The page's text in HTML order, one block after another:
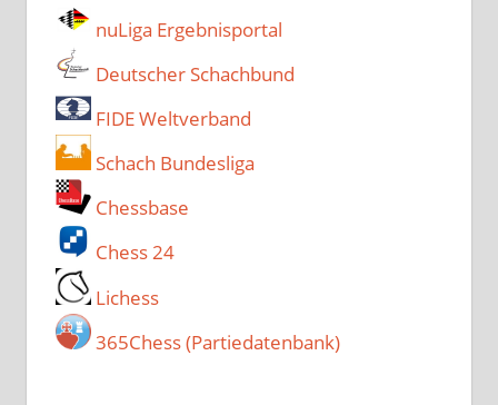
nuLiga Ergebnisportal
Deutscher Schachbund
FIDE Weltverband
Schach Bundesliga
Chessbase
Chess 24
Lichess
365Chess (Partiedatenbank)